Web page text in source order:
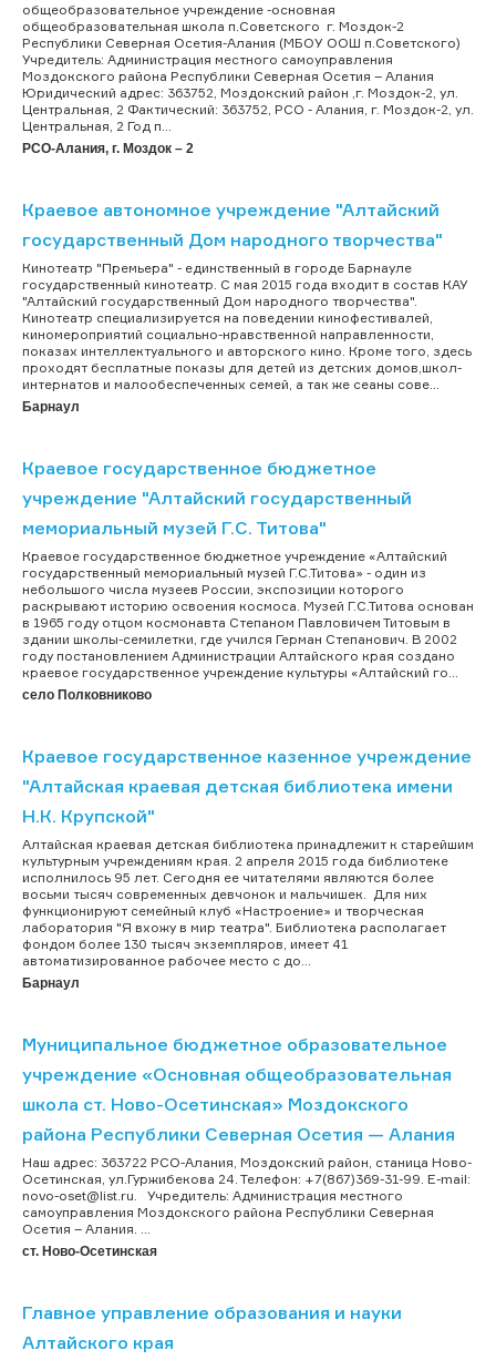
общеобразовательное учреждение -основная
общеобразовательная школа п.Советского г. Моздок-2
Республики Северная Осетия-Алания (МБОУ ООШ п.Советского)
Учредитель: Администрация местного самоуправления
Моздокского района Республики Северная Осетия – Алания
Юридический адрес: 363752, Моздокский район ,г. Моздок-2, ул.
Центральная, 2 Фактический: 363752, РСО - Алания, г. Моздок-2, ул.
Центральная, 2 Год п...
РСО-Алания, г. Моздок – 2
Краевое автономное учреждение "Алтайский
государственный Дом народного творчества"
Кинотеатр "Премьера" - единственный в городе Барнауле
государственный кинотеатр. С мая 2015 года входит в состав КАУ
"Алтайский государственный Дом народного творчества".
Кинотеатр специализируется на поведении кинофестивалей,
киномероприятий социально-нравственной направленности,
показах интеллектуального и авторского кино. Кроме того, здесь
проходят бесплатные показы для детей из детских домов,школ-
интернатов и малообеспеченных семей, а так же сеаны сове...
Барнаул
Краевое государственное бюджетное
учреждение "Алтайский государственный
мемориальный музей Г.С. Титова"
Краевое государственное бюджетное учреждение «Алтайский
государственный мемориальный музей Г.С.Титова» - один из
небольшого числа музеев России, экспозиции которого
раскрывают историю освоения космоса. Музей Г.С.Титова основан
в 1965 году отцом космонавта Степаном Павловичем Титовым в
здании школы-семилетки, где учился Герман Степанович. В 2002
году постановлением Администрации Алтайского края создано
краевое государственное учреждение культуры «Алтайский го...
село Полковниково
Краевое государственное казенное учреждение
"Алтайская краевая детская библиотека имени
Н.К. Крупской"
Алтайская краевая детская библиотека принадлежит к старейшим
культурным учреждениям края. 2 апреля 2015 года библиотеке
исполнилось 95 лет. Сегодня ее читателями являются более
восьми тысяч современных девчонок и мальчишек. Для них
функционируют семейный клуб «Настроение» и творческая
лаборатория "Я вхожу в мир театра". Библиотека располагает
фондом более 130 тысяч экземпляров, имеет 41
автоматизированное рабочее место с до...
Барнаул
Муниципальное бюджетное образовательное
учреждение «Основная общеобразовательная
школа ст. Ново-Осетинская» Моздокского
района Республики Северная Осетия — Алания
Наш адрес: 363722 РСО-Алания, Моздокский район, станица Ново-
Осетинская, ул.Гуржибекова 24. Телефон: +7(867)369-31-99. Е-mail:
novo-oset@list.ru. Учредитель: Администрация местного
самоуправления Моздокского района Республики Северная
Осетия – Алания. ...
ст. Ново-Осетинская
Главное управление образования и науки
Алтайского края